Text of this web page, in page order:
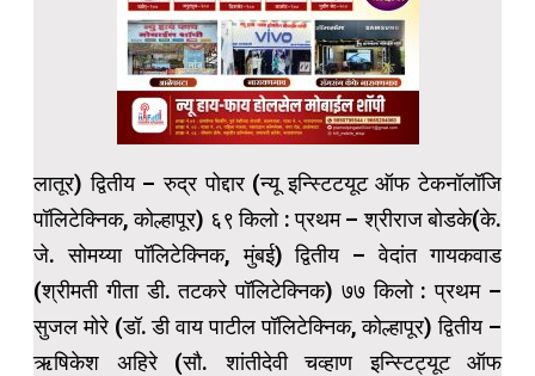
लातूर) द्वितीय – रुद्र पोद्दार (न्यू इन्स्टिटयूट ऑफ टेकनॉलॉजि
पॉलिटेक्निक, कोल्हापूर) ६९ किलो : प्रथम – श्रीराज बोडके(के.
जे. सोमय्या पॉलिटेक्निक, मुंबई) द्वितीय – वेदांत गायकवाड
(श्रीमती गीता डी. तटकरे पॉलिटेक्निक) ७७ किलो : प्रथम –
सुजल मोरे (डॉ. डी वाय पाटील पॉलिटेक्निक, कोल्हापूर) द्वितीय –
ऋषिकेश अहिरे (सौ. शांतीदेवी चव्हाण इन्स्टिट्यूट ऑफ